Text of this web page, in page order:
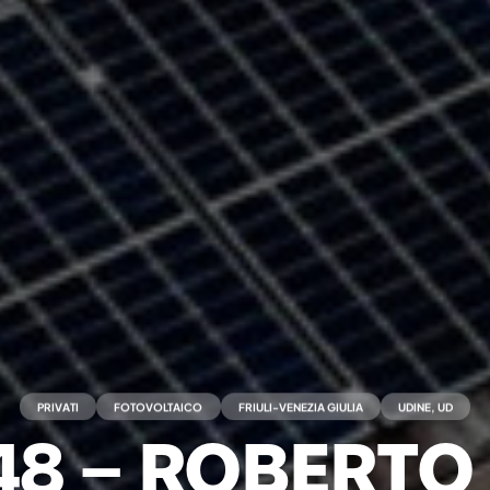
PRIVATI FOTOVOLTAICO FRIULI-VENEZIA GIULIA UDINE, UD
–